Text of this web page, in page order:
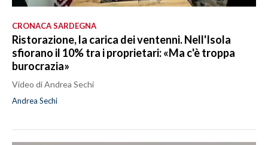
CRONACA SARDEGNA
Ristorazione, la carica dei ventenni. Nell'Isola
sfiorano il 10% tra i proprietari: «Ma c'è troppa
burocrazia»
Video di Andrea Sechi
Andrea Sechi